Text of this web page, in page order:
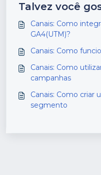
Talvez você
Canais: Como
GA4(UTM)?
Canais: Como
Canais: Como
campanhas
Canais: Como criar
segmento